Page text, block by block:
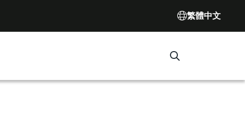
繁體中文
Search